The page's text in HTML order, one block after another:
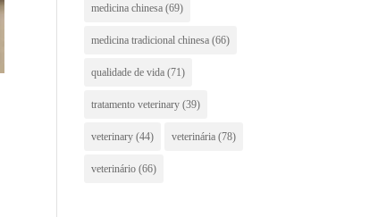
medicina chinesa (69)
medicina tradicional chinesa (66)
qualidade de vida (71)
tratamento veterinary (39)
veterinary (44) veterinária (78)
veterinário (66)